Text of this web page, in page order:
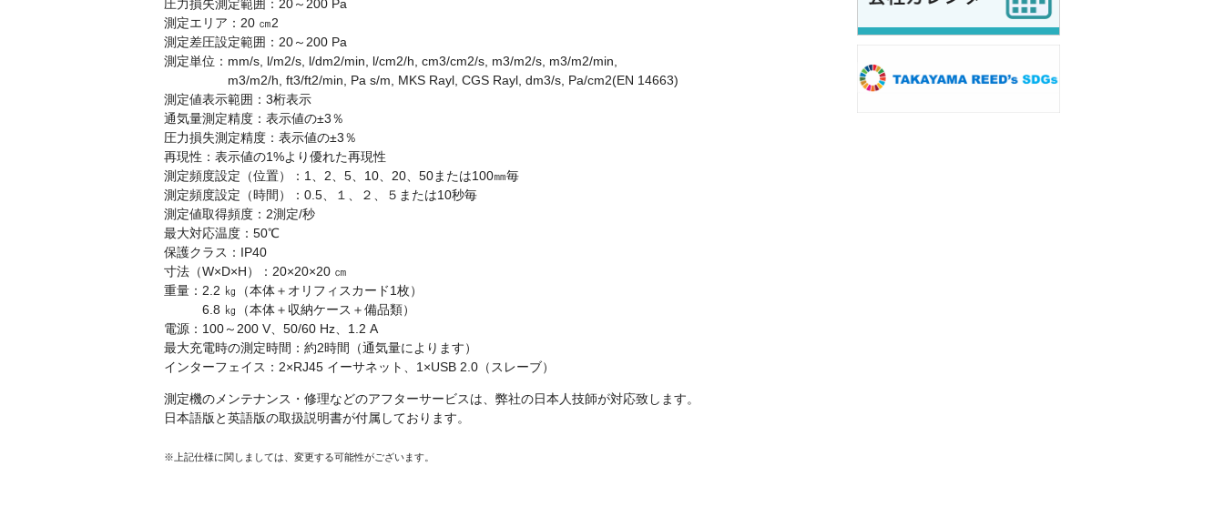
圧力損失測定範囲：20～200 Pa
測定エリア：20 ㎝2
測定差圧設定範囲：20～200 Pa
測定単位：mm/s, l/m2/s, l/dm2/min, l/cm2/h, cm3/cm2/s, m3/m2/s, m3/m2/min,
m3/m2/h, ft3/ft2/min, Pa s/m, MKS Rayl, CGS Rayl, dm3/s, Pa/cm2(EN 14663)
測定値表示範囲：3桁表示
通気量測定精度：表示値の±3％
圧力損失測定精度：表示値の±3％
再現性：表示値の1%より優れた再現性
測定頻度設定（位置）：1、2、5、10、20、50または100㎜毎
測定頻度設定（時間）：0.5、１、２、５または10秒毎
測定値取得頻度：2測定/秒
最大対応温度：50℃
保護クラス：IP40
寸法（W×D×H）：20×20×20 ㎝
重量：2.2 ㎏（本体＋オリフィスカード1枚）
6.8 ㎏（本体＋収納ケース＋備品類）
電源：100～200 V、50/60 Hz、1.2 A
最大充電時の測定時間：約2時間（通気量によります）
インターフェイス：2×RJ45 イーサネット、1×USB 2.0（スレーブ）
測定機のメンテナンス・修理などのアフターサービスは、弊社の日本人技師が対応致します。
日本語版と英語版の取扱説明書が付属しております。
※上記仕様に関しましては、変更する可能性がございます。